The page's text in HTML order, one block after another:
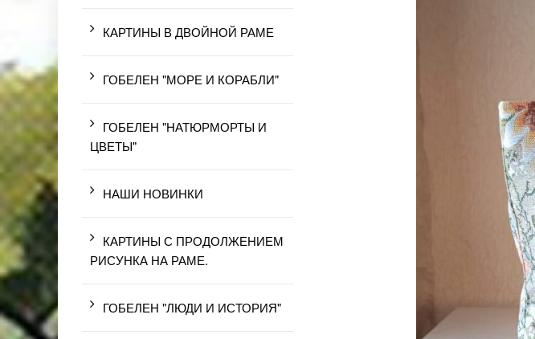
КАРТИНЫ В ДВОЙНОЙ РАМЕ
ГОБЕЛЕН "МОРЕ И КОРАБЛИ"
ГОБЕЛЕН "НАТЮРМОРТЫ И
ЦВЕТЫ"
НАШИ НОВИНКИ
КАРТИНЫ С ПРОДОЛЖЕНИЕМ
РИСУНКА НА РАМЕ.
ГОБЕЛЕН "ЛЮДИ И ИСТОРИЯ"